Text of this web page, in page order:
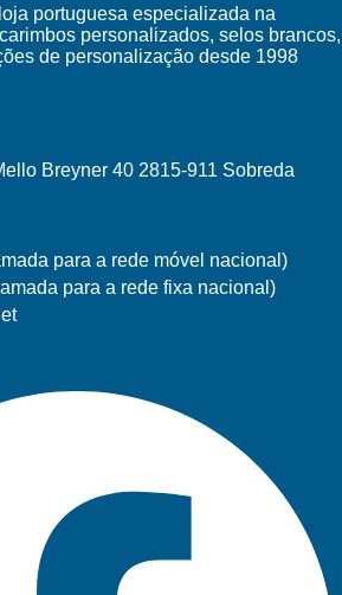
portuguesa especializada na
personalizados, selos brancos,
de personalização desde 1998
Breyner 40 2815-911 Sobreda
para a rede móvel nacional)
para a rede fixa nacional)